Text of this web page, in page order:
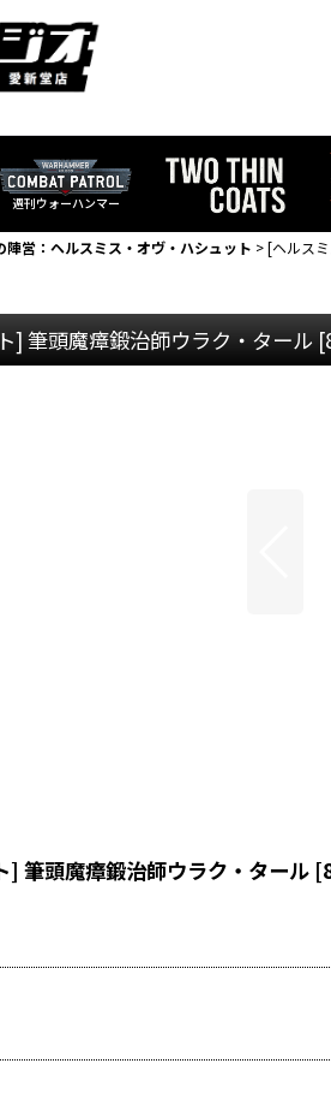
週刊ウォーハンマー
陣営：ヘルスミス・オヴ・ハシュット >[ヘルス
] 筆頭魔瘴鍛治師ウラク・タール [
筆頭魔瘴鍛治師ウラク・タール [